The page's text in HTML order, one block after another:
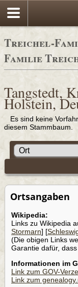
Treichel-
Familie
Tangstedt,
Holstein,
Es sind keine
diesem Stammbaum.
Ortsangaben
Wikipedia:
Links zu Wikipedia
Stormarn] [
(Die obigen Links
Garantie dafür,
Informationen im
Link zum GOV-
Link zum